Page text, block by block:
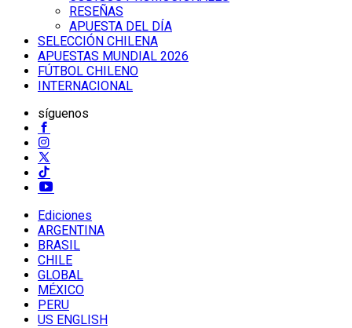
RESEÑAS
APUESTA DEL DÍA
SELECCIÓN CHILENA
APUESTAS MUNDIAL 2026
FÚTBOL CHILENO
INTERNACIONAL
síguenos
Ediciones
ARGENTINA
BRASIL
CHILE
GLOBAL
MÉXICO
PERU
US ENGLISH